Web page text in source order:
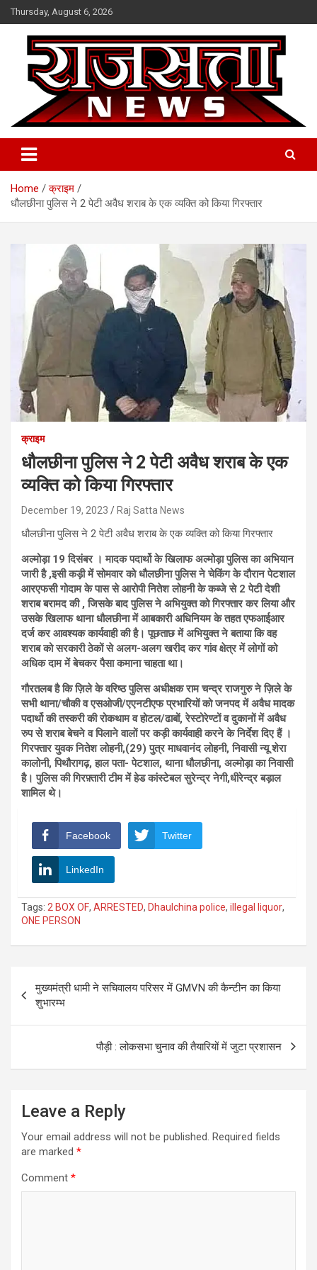
Skip
to
content
Thursday, August 6, 2026
Raj Satta News
Home
क्राइम
धौलछीना पुलिस ने 2 पेटी अवैध शराब के एक व्यक्ति को किया गिरफ्तार
क्राइम
धौलछीना पुलिस ने 2 पेटी अवैध शराब के एक
व्यक्ति को किया गिरफ्तार
December 19, 2023 Raj Satta News
धौलछीना पुलिस ने 2 पेटी अवैध शराब के एक व्यक्ति को किया गिरफ्तार
अल्मोड़ा 19 दिसंबर । मादक पदार्थो के खिलाफ अल्मोड़ा पुलिस का अभियान
जारी है ,इसी कड़ी में सोमवार को धौलछीना पुलिस ने चेकिंग के दौरान पेटशाल
आरएफसी गोदाम के पास से आरोपी नितेश लोहनी के कब्जे से 2 पेटी देशी
शराब बरामद की , जिसके बाद पुलिस ने अभियुक्त को गिरफ्तार कर लिया और
उसके खिलाफ थाना धौलछीना में आबकारी अधिनियम के तहत एफआईआर
दर्ज कर आवश्यक कार्यवाही की है। पूछताछ में अभियुक्त ने बताया कि वह
शराब को सरकारी ठेकों से अलग-अलग खरीद कर गांव क्षेत्र में लोगों को
अधिक दाम में बेचकर पैसा कमाना चाहता था।
गौरतलब है कि ज़िले के वरिष्ठ पुलिस अधीक्षक राम चन्द्र राजगुरु ने ज़िले के
सभी थाना/चौकी व एसओजी/एएनटीएफ प्रभारियों को जनपद में अवैध मादक
पदार्थो की तस्करी की रोकथाम व होटल/ढाबों, रेस्टोरेण्टों व दुकानों में अवैध
रुप से शराब बेचने व पिलाने वालों पर कड़ी कार्यवाही करने के निर्देश दिए हैं ।
गिरफ्तार युवक नितेश लोहनी,(29) पुत्र माधवानंद लोहनी, निवासी न्यू शेरा
कालोनी, पिथौरागढ़, हाल पता- पेटशाल, थाना धौलछीना, अल्मोड़ा का निवासी
है। पुलिस की गिरफ़्तारी टीम में हेड कांस्टेबल सुरेन्द्र नेगी,धीरेन्द्र बड़ाल
शामिल थे।
Facebook Twitter
LinkedIn
Tags: 2 BOX OF, ARRESTED, Dhaulchina police, illegal liquor,
ONE PERSON
navigation
मुख्यमंत्री धामी ने सचिवालय परिसर में GMVN की कैन्टीन का किया
शुभारम्भ
पौड़ी : लोकसभा चुनाव की तैयारियों में जुटा प्रशासन
Leave a Reply
Your email address will not be published. Required fields
are marked *
Comment *